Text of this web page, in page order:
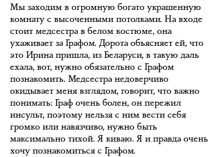
Мы заходим в огромную богато украшенную
комнату с высоченными потолками. На входе
стоит медсестра в белом костюме, она
ухаживает за Графом. Дорота объясняет ей, что
это Ирина пришла, из Беларуси, в такую даль
ехала, вот, нужно обязательно с Графом
познакомить. Медсестра недоверчиво
окидывает меня взглядом, говорит, что важно
понимать: Граф очень болен, он пережил
инсульт, поэтому нельзя с ним вести себя
громко или навязчиво, нужно быть
максимально тихой. Я киваю. Я и правда очень
хочу познакомиться с Графом.